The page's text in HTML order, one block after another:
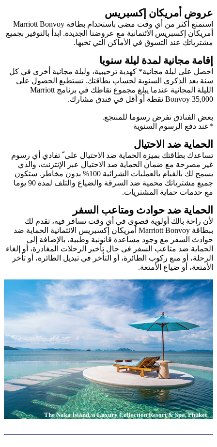
عروض أمريكان إكسبريس
استمتع أكثر من أي وقت مضى باستخدام بطاقة Marriott Bonvoy
أمريكان إكسبريس الائتمانية مع عروضنا الجديدة. ابدأ بالتوفير بجميع
مشترياتك عند التسوق في الأماكن التي تحبها.
إقامة مجانية لمدة ليلة سنويا
احصل على ليلة مجانية* كهدية ترحيبية، وليلة مجانية أخرى في كل
سنة بعد الذكرى السنوية لحساب بطاقتك. تستطيع الحصول على
الليلة المجانية عندما يبلغ مجموع نقاطك في برنامج Marriott
Bonvoy 35,000 نقطة أو أقل في فندق مشارك.
بعض الفنادق تفرض رسوما للمنتجع.
*عند دفع الرسوم السنوية
الحماية ضد الاحتيال
تساعدك بطاقتك بميزة الحماية ضد الاحتيال على ّ تفادي أي رسوم
غير مصرحة مع ضمان الحماية ضد الاحتيال عبر الإنترنت، والذي
يسمح لك بالقيام بالعمليات الشرائية 100% بدون مخاطر. ستكون
جميع مشترياتك محمية ضد السرقة والضياع والتلف لمدة 90 يوما
مع خدمات حماية المشتريات.
الحماية ضد حوادث ومتاعب السفر
لأن راحة بالك أولوية قصوى في أي وقت تسافر فيه، تقدم لك
ببطاقة Marriott Bonvoy أمريكان إكسبريس الائتمانية الحماية ضد
حوادث السفر مع وجود مساعدة قانونية وطبية، بالإضافة إلى
الحماية ضد متاعب السفر في حال تأخير الرحلات المغادرة، أو إلغاء
الرحلة، أو منع ركوب الطائرة، أو التأخر في تبديل الطائرة، أو تأخر
الأمتعة، أو ضياع الأمتعة.
The Naka Island, a Luxury Collection Resort & Spa, Phuket